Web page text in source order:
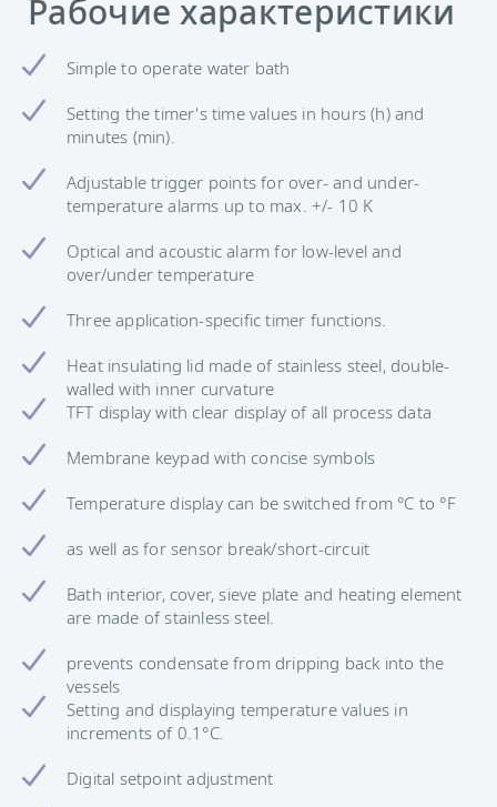
Рабочие характеристики
Simple to operate water bath
Setting the timer's time values in hours (h) and
minutes (min).
Adjustable trigger points for over- and under-
temperature alarms up to max. +/- 10 K
Optical and acoustic alarm for low-level and
over/under temperature
Three application-specific timer functions.
Heat insulating lid made of stainless steel, double-
walled with inner curvature
TFT display with clear display of all process data
Membrane keypad with concise symbols
Temperature display can be switched from °C to °F
as well as for sensor break/short-circuit
Bath interior, cover, sieve plate and heating element
are made of stainless steel.
prevents condensate from dripping back into the
vessels
Setting and displaying temperature values in
increments of 0.1°C.
Digital setpoint adjustment